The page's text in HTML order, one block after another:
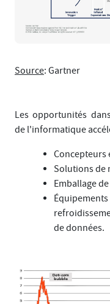
Source: Gartner
Les opportunités
de l'informatique
Concepteurs
Solutions de
Emballage
de données.